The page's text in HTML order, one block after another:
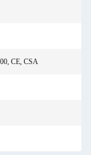
CE, CSA